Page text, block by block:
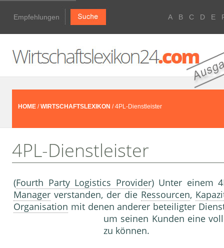
Empfehlungen A B C D E
HOME /WIRTSCHAFTSLEXIKON / 4PL-Dienstleister
4PL-Dienstleister
(Fourth Party Logistics Provider) Unter einem
Manager verstanden, der die Ressourcen,
Organisation mit denen anderer beteiligter
um seinen Kunden eine
zu können.